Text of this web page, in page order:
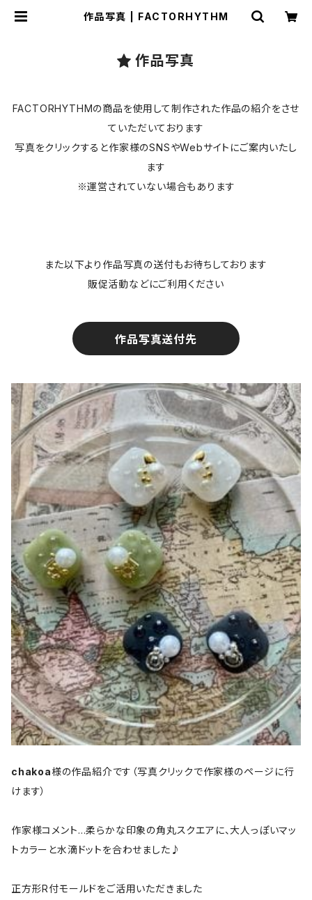
作品写真 | FACTORHYTHM
作品写真
FACTORHYTHMの商品を使用して制作された作品の紹介をさせ
ていただいております
写真をクリックすると作家様のSNSやWebサイトにご案内いたし
ます
※運営されていない場合もあります
また以下より作品写真の送付もお待ちしております
販促活動などにご利用ください
作品写真送付先
chakoa様の作品紹介です（写真クリックで作家様のページに行
けます）
作家様コメント…柔らかな印象の角丸スクエアに、大人っぽいマッ
トカラーと水滴ドットを合わせました♪
正方形R付モールドをご活用いただきました